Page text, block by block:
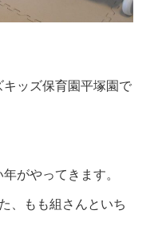
ッズ保育園平塚園で
がやってきます。
、もも組さんといち